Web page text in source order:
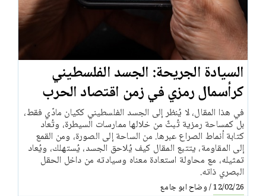
السيادة الجريحة: الجسد الفلسطيني
كرأسمال رمزي في زمن اقتصاد الحرب
في هذا المقال، لا يُنظر إلى الجسد الفلسطيني ككيان مادّي فقط،
بل كمساحة رمزية تُبثّ من خلالها ممارسات السيطرة، وتُعاد
كتابة أنماط الصراع عبرها. من الساحة إلى الصورة، ومن القمع
إلى المقاومة، يتتبع المقال كيف يُلاحق الجسد، يُستهلك، ويُعاد
تمثيله، مع محاولة استعادة معناه وسيادته من داخل الحقل
البصري ذاته.
12/02/26
/وضاح ابو جامع